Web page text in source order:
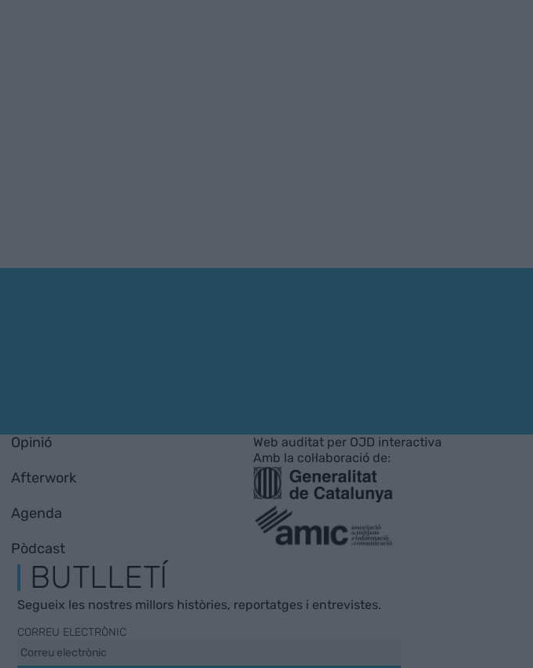
Opinió
Afterwork
Agenda
Pòdcast
Web auditat per OJD interactiva
Amb la col·laboració de:
BUTLLETÍ
Segueix les nostres millors històries, reportatges i entrevistes.
CORREU ELECTRÒNIC